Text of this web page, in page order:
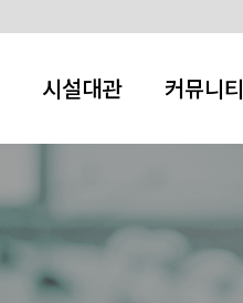
시설대관 커뮤니티